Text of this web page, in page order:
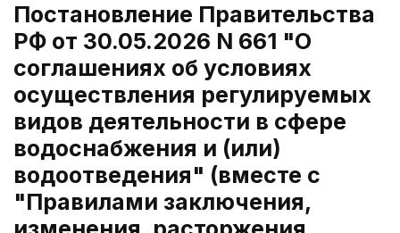
Постановление Правительства
РФ от 30.05.2026 N 661 "О
соглашениях об условиях
осуществления регулируемых
видов деятельности в сфере
водоснабжения и (или)
водоотведения" (вместе с
"Правилами заключения,